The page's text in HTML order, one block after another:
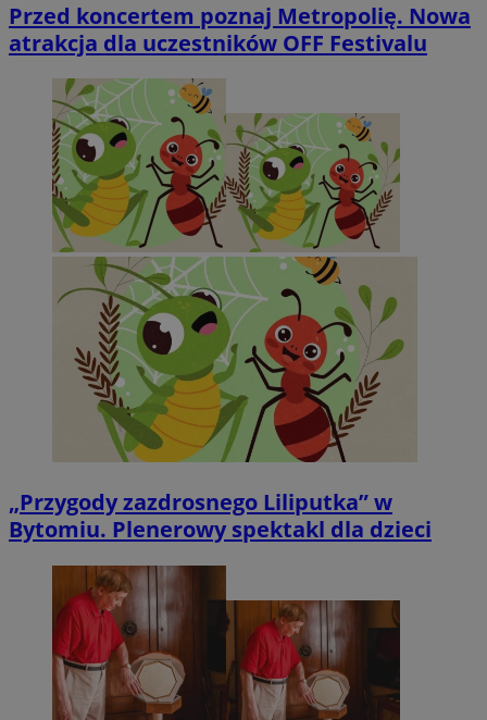
Przed koncertem poznaj Metropolię. Nowa
atrakcja dla uczestników OFF Festivalu
„Przygody zazdrosnego Liliputka” w
Bytomiu. Plenerowy spektakl dla dzieci